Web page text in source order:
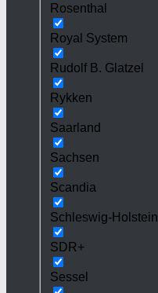
Rosenthal
Royal System
Rudolf B. Glatzel
Rykken
Saarland
Sachsen
Scandia
Schleswig-Holstein
SDR+
Sessel